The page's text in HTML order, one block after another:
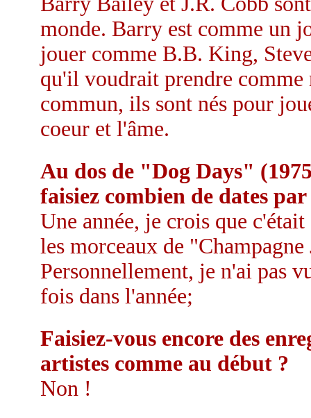
monde. Barry est comme un
jouer comme B.B. King,
qu'il voudrait prendre comme
commun, ils sont nés pour
coeur et l'âme.
Au dos de "Dog Days"
faisiez combien de dates par
Une année, je crois que
les morceaux de
Personnellement, je n'ai pas
fois dans l'année;
Faisiez-vous encore des
artistes comme au début ?
Non !